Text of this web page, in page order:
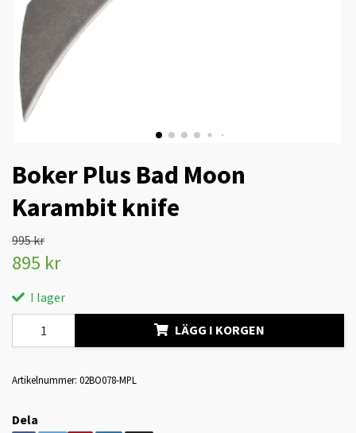
Boker Plus Bad Moon
Karambit knife
995 kr
895 kr
I lager
LÄGG I KORGEN
Artikelnummer: 02BO078-MPL
Dela